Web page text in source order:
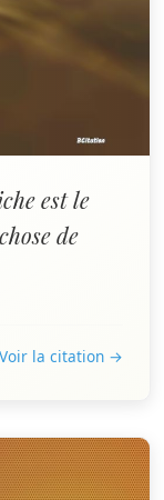
est le
de
Voir la citation →